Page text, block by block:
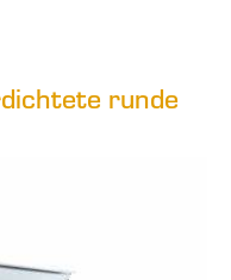
runde